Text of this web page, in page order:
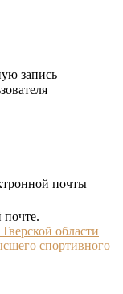
запись
почты
почте.
области
спортивного